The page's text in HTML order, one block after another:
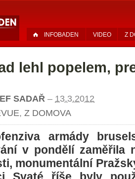
INFOBADEN VIDEO Z
lehl popelem,
SADAŘ – 13.3.2012
, Z DOMOVA
armády
v pondělí zaměřila
monumentální